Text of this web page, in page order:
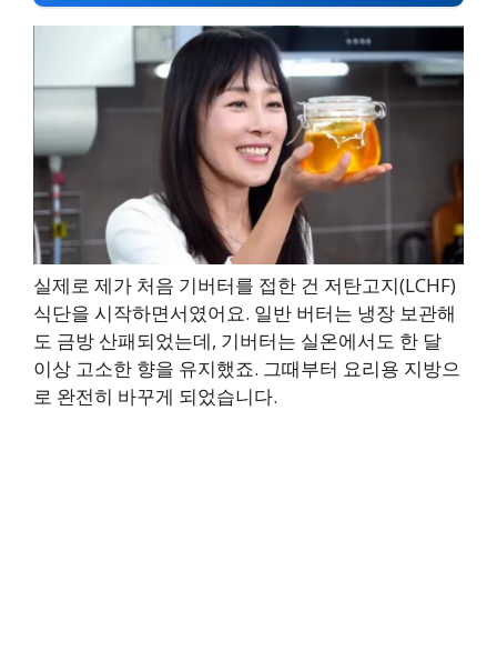
실제로 제가 처음 기버터를 접한 건 저탄고지(LCHF)
식단을 시작하면서였어요. 일반 버터는 냉장 보관해
도 금방 산패되었는데, 기버터는 실온에서도 한 달
이상 고소한 향을 유지했죠. 그때부터 요리용 지방으
로 완전히 바꾸게 되었습니다.